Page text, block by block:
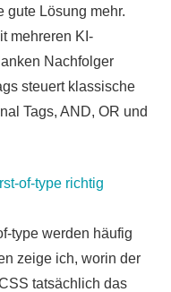
gute Lösung mehr.
mehreren KI-
Nachfolger
steuert klassische
Tags, AND, OR und
of-type richtig
type werden häufig
zeige ich, worin der
tatsächlich das